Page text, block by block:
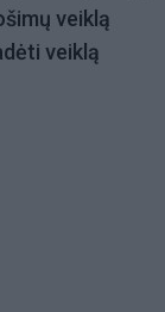
veiklą
veiklą